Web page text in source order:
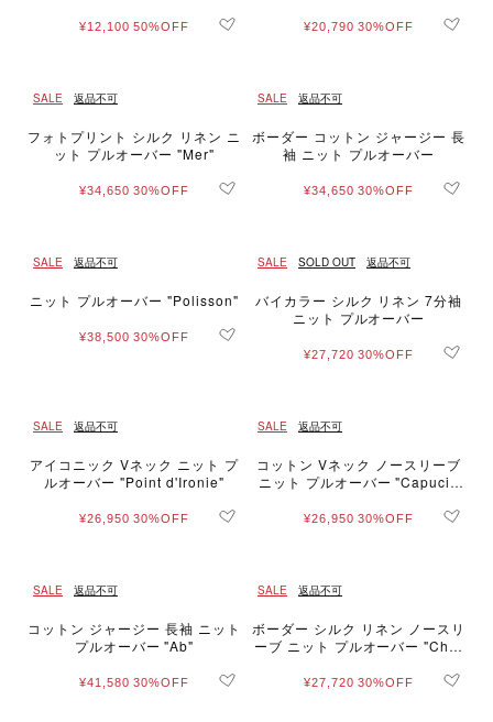
¥12,100 50%OFF ¥20,790 30%OFF
SALE 返品不可
フォトプリント シルク リネン ニ
ット プルオーバー "Mer"
¥34,650 30%OFF
SALE 返品不可
ボーダー コットン ジャージー 長
袖 ニット プルオーバー
¥34,650 30%OFF
SALE 返品不可
ニット プルオーバー "Polisson"
¥38,500 30%OFF
SALE SOLD OUT 返品不可
バイカラー シルク リネン 7分袖
ニット プルオーバー
¥27,720 30%OFF
SALE 返品不可
アイコニック Vネック ニット プ
ルオーバー "Point d'Ironie"
¥26,950 30%OFF
SALE 返品不可
コットン Vネック ノースリーブ
ニット プルオーバー "Capucin
¥26,950 30%OFF
SALE 返品不可
コットン ジャージー 長袖 ニット
プルオーバー "Ab"
¥41,580 30%OFF
SALE 返品不可
ボーダー シルク リネン ノースリ
ーブ ニット プルオーバー "Char
¥27,720 30%OFF